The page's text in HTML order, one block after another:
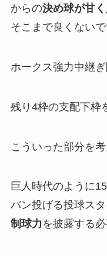
からの決め球が甘
そこまで良くないで
ホークス強力中継
残り4枠の支配下枠
こういった部分を
巨人時代のように
バン投げる投球スタ
制球力 を披露する必